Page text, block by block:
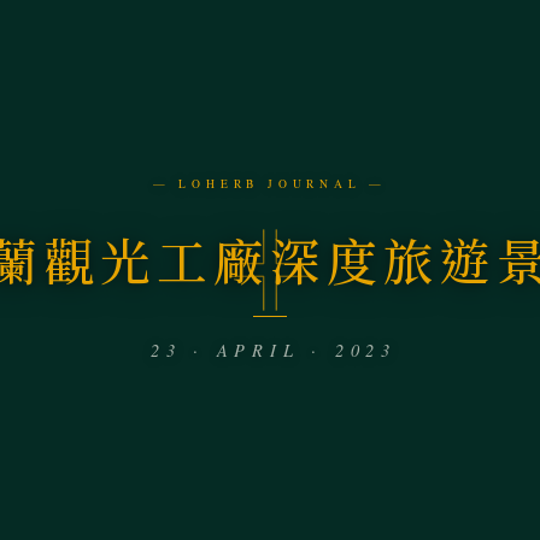
— LOHERB JOURNAL —
觀光工廠深度旅遊
23 · APRIL · 2023